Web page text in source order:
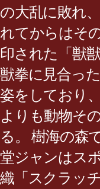
の大乱に敗れ
れてからはそ
印された「獣
獣拳に見合っ
姿をしており
よりも動物そ
る。 樹海の森
堂ジャンはス
織「スクラッ